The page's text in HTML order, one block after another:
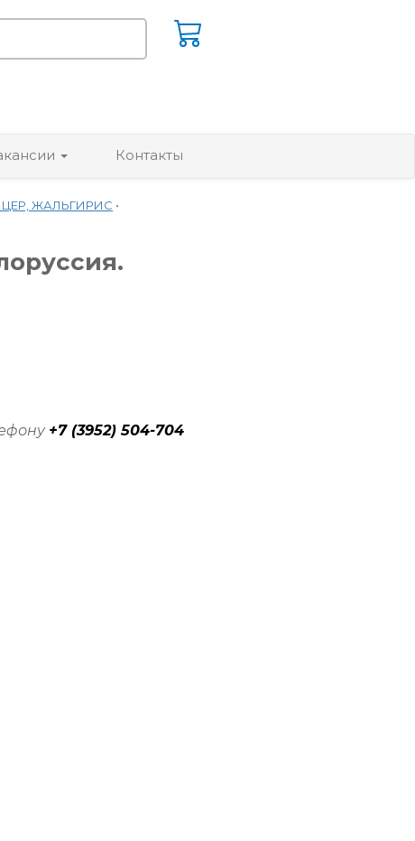
Контакты
ЖАЛЬГИРИС •
+7 (3952) 504-704